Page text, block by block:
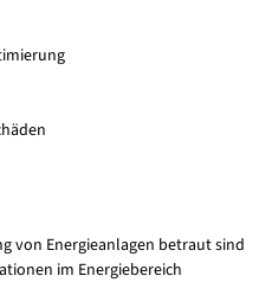
von Energieanlagen betraut sind
im Energiebereich